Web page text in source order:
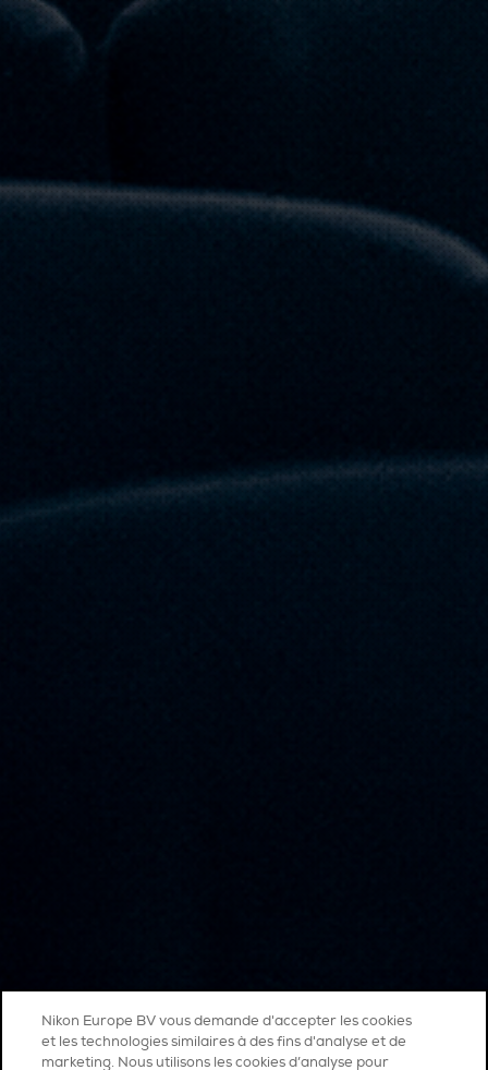
Nikon Europe BV vous demande d'accepter les cookies
et les technologies similaires à des fins d'analyse et de
marketing. Nous utilisons les cookies d’analyse pour